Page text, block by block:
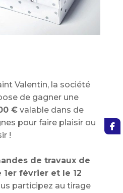
Valentin, la société
de gagner une
€valable dans de
pour faire plaisir ou
!
de travaux de
février et le 12
participez au tirage